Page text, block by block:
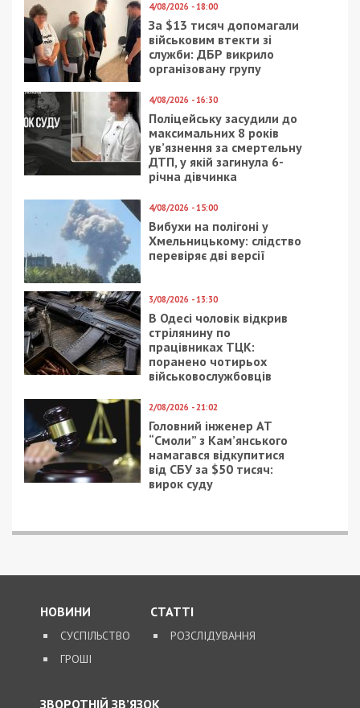
4/08/2026 - 18:00
За $13 тисяч допомагали
військовим втекти зі
служби: ДБР викрило
організовану групу
4/08/2026 - 16:30
Поліцейську засудили до
максимальних 8 років
ув’язнення за смертельну
ДТП, у якій загинула 6-
річна дівчинка
4/08/2026 - 15:00
Вибухи на полігоні у
Хмельницькому: слідство
перевіряє дві версії
3/08/2026 - 13:30
В Одесі чоловік відкрив
стрілянину по
працівниках ТЦК:
поранено чотирьох
військовослужбовців
2/08/2026 - 21:02
Головний інженер АТ
“Смоли” з Кам’янського
намагався відкупитися
від СБУ за $50 тисяч:
вирок суду
НОВИНИ
СУСПІЛЬСТВО
ГРОШІ
СТАТТІ
РОЗСЛІДУВАННЯ
ЗВОРОТНІЙ ЗВ’ЯЗОК